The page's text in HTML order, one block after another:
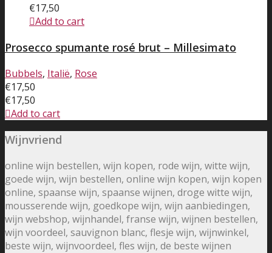
€17,50
Add to cart
Prosecco spumante rosé brut – Millesimato
Bubbels, Italië, Rose
€17,50
€17,50
Add to cart
Wijnvriend
online wijn bestellen, wijn kopen, rode wijn, witte wijn,
goede wijn, wijn bestellen, online wijn kopen, wijn kopen
online, spaanse wijn, spaanse wijnen, droge witte wijn,
mousserende wijn, goedkope wijn, wijn aanbiedingen,
wijn webshop, wijnhandel, franse wijn, wijnen bestellen,
wijn voordeel, sauvignon blanc, flesje wijn, wijnwinkel,
beste wijn, wijnvoordeel, fles wijn, de beste wijnen